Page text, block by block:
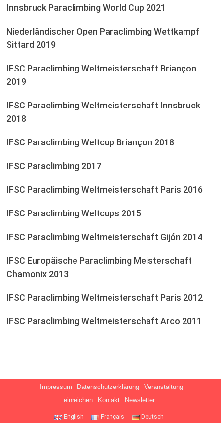
Innsbruck Paraclimbing World Cup 2021
Niederländischer Open Paraclimbing Wettkampf
Sittard 2019
IFSC Paraclimbing Weltmeisterschaft Briançon
2019
IFSC Paraclimbing Weltmeisterschaft Innsbruck
2018
IFSC Paraclimbing Weltcup Briançon 2018
IFSC Paraclimbing 2017
IFSC Paraclimbing Weltmeisterschaft Paris 2016
IFSC Paraclimbing Weltcups 2015
IFSC Paraclimbing Weltmeisterschaft Gijón 2014
IFSC Europäische Paraclimbing Meisterschaft
Chamonix 2013
IFSC Paraclimbing Weltmeisterschaft Paris 2012
IFSC Paraclimbing Weltmeisterschaft Arco 2011
Impressum Datenschutzerklärung
Veranstaltung
einreichen
Kontakt Newsletter
English Français Deutsch